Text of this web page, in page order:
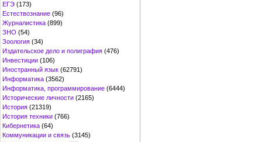
ЕГЭ (173)
Естествознание (96)
Журналистика (899)
ЗНО (54)
Зоология (34)
Издательское дело и полиграфия (476)
Инвестиции (106)
Иностранный язык (62791)
Информатика (3562)
Информатика, программирование (6444)
Исторические личности (2165)
История (21319)
История техники (766)
Кибернетика (64)
Коммуникации и связь (3145)